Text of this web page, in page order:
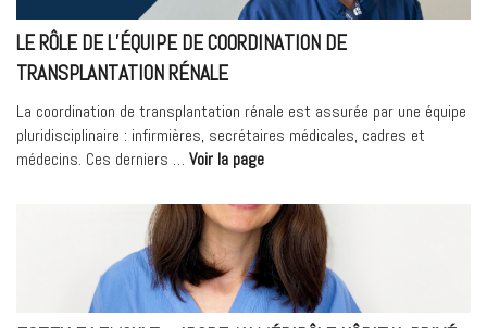
LE RÔLE DE L’ÉQUIPE DE COORDINATION DE
TRANSPLANTATION RÉNALE
La coordination de transplantation rénale est assurée par une équipe
pluridisciplinaire : infirmières, secrétaires médicales, cadres et
médecins. Ces derniers … Voir la page« Le
de
l’équipe
de
coordination
de